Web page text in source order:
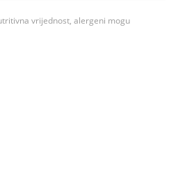
vrijednost, alergeni mogu